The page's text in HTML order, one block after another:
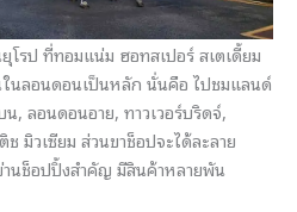
รป ที่ทอมแน่ม ฮอทสเปอร์ สเตเดี้ยม
ในลอนดอนเป็นหลัก นั่นคือ ไปชมแลนด์
, ลอนดอนอาย, ทาวเวอร์บริดจ์,
มิวเซียม ส่วนขาช็อปจะได้ละลาย
นช็อปปิ้งสำคัญ มีสินค้าหลายพัน